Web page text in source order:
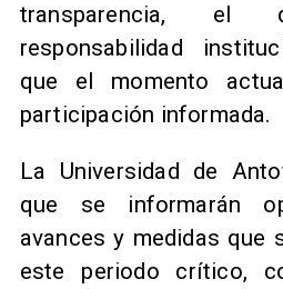
transparencia,
responsabilidad
que el momento
participación informada.
La Universidad de
que se informarán
avances y medidas que
este periodo crítico,